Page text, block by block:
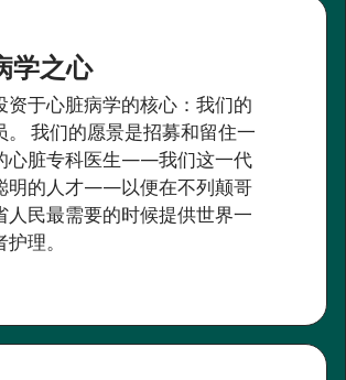
学之心
资于心脏病学的核心：我们的
。 我们的愿景是招募和留住一
心脏专科医生——我们这一代
明的人才——以便在不列颠哥
人民最需要的时候提供世界一
理。